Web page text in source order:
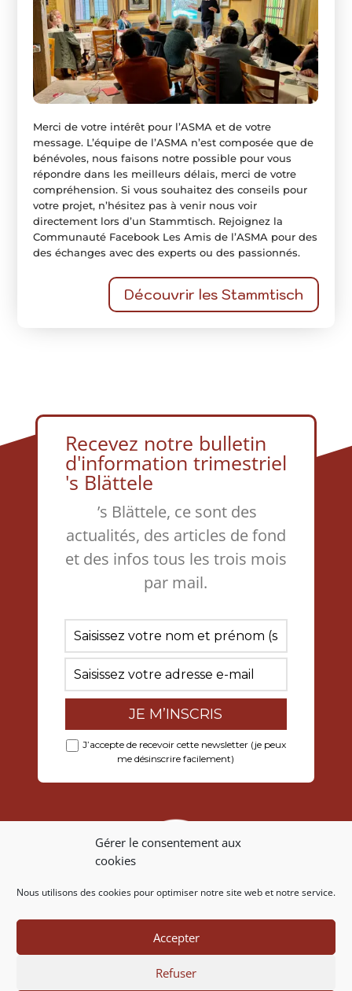
Gérer le consentement aux
cookies
Nous utilisons des cookies pour optimiser notre site web et notre service.
Accepter
Refuser
Merci de votre intérêt pour l’ASMA et de votre
message. L’équipe de l’ASMA n’est composée que de
bénévoles, nous faisons notre possible pour vous
répondre dans les meilleurs délais, merci de votre
compréhension. Si vous souhaitez des conseils pour
votre projet, n’hésitez pas à venir nous voir
directement lors d’un Stammtisch. Rejoignez la
Communauté Facebook Les Amis de l’ASMA pour des
des échanges avec des experts ou des passionnés.
Découvrir les Stammtisch
Recevez notre bulletin
d'information trimestriel
's Blättele
’s Blättele, ce sont des
actualités, des articles de fond
et des infos tous les trois mois
par mail.
J’accepte de recevoir cette newsletter (je peux
me désinscrire facilement)